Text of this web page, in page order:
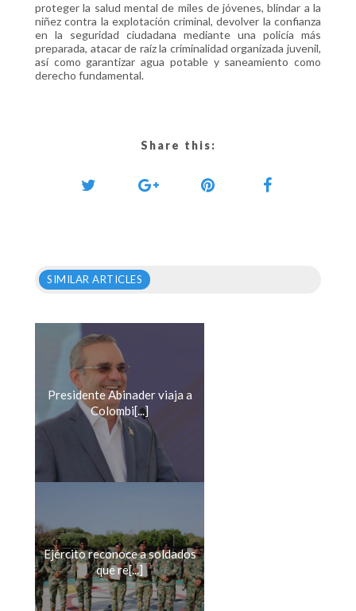
proteger la salud mental de miles de jóvenes, blindar a la
niñez contra la explotación criminal, devolver la confianza
en la seguridad ciudadana mediante una policía más
preparada, atacar de raíz la criminalidad organizada juvenil,
así como garantizar agua potable y saneamiento como
derecho fundamental.
Share this:
SIMILAR ARTICLES
Presidente Abinader viaja a
Colombi[...]
Ejército reconoce a soldados
que re[...]